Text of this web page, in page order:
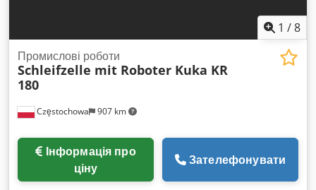
1 /8
Częstochowa 907 km
Промислові роботи
Schleifzelle mit Roboter Kuka KR
180
ціну
Зателефонувати